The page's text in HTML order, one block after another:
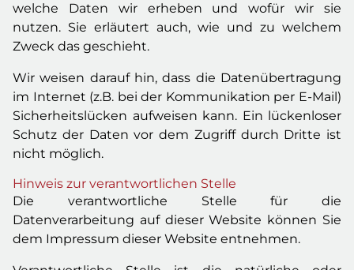
welche Daten wir erheben und wofür wir sie
nutzen. Sie erläutert auch, wie und zu welchem
Zweck das geschieht.
Wir weisen darauf hin, dass die Datenübertragung
im Internet (z.B. bei der Kommunikation per E-Mail)
Sicherheitslücken aufweisen kann. Ein lückenloser
Schutz der Daten vor dem Zugriff durch Dritte ist
nicht möglich.
Hinweis zur verantwortlichen Stelle
Die verantwortliche Stelle für die
Datenverarbeitung auf dieser Website können Sie
dem Impressum dieser Website entnehmen.